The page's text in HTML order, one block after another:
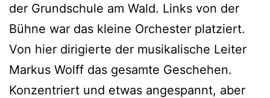
der Grundschule am Wald. Links von der
Bühne war das kleine Orchester platziert.
Von hier dirigierte der musikalische Leiter
Markus Wolff das gesamte Geschehen.
Konzentriert und etwas angespannt, aber